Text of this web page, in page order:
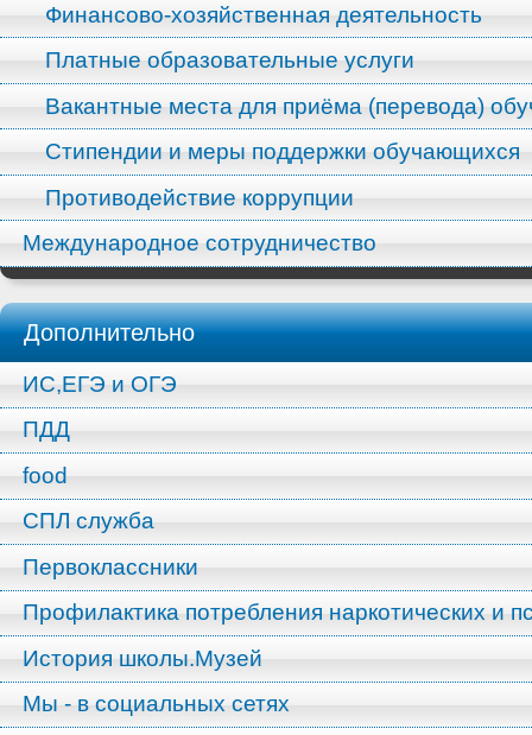
Финансово-хозяйственная деятельность
Платные образовательные услуги
Вакантные места для приёма (перевода)
Стипендии и меры поддержки обучающихся
Противодействие коррупции
Международное сотрудничество
Дополнительно
ИС,ЕГЭ и ОГЭ
ПДД
food
СПЛ служба
Первоклассники
Профилактика потребления наркотических и
История школы.Музей
Мы - в социальных сетях